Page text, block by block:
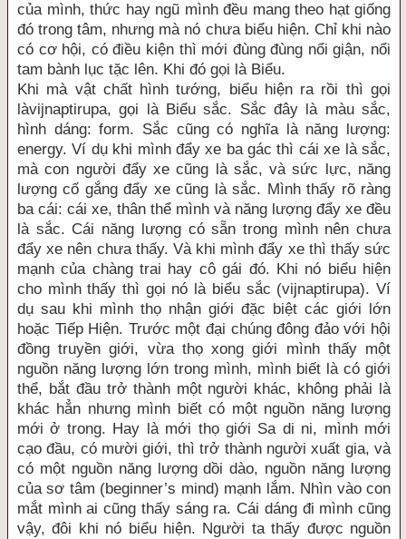
của mình, thức hay ngũ mình đều mang theo hạt giống
đó trong tâm, nhưng mà nó chưa biểu hiện. Chỉ khi nào
có cơ hội, có điều kiện thì mới đùng đùng nổi giận, nổi
tam bành lục tặc lên. Khi đó gọi là Biểu.
Khi mà vật chất hình tướng, biểu hiện ra rồi thì gọi
làvijnaptirupa, gọi là Biểu sắc. Sắc đây là màu sắc,
hình dáng: form. Sắc cũng có nghĩa là năng lượng:
energy. Ví dụ khi mình đẩy xe ba gác thì cái xe là sắc,
mà con người đẩy xe cũng là sắc, và sức lực, năng
lượng cố gắng đẩy xe cũng là sắc. Mình thấy rõ ràng
ba cái: cái xe, thân thể mình và năng lượng đẩy xe đều
là sắc. Cái năng lượng có sẵn trong mình nên chưa
đẩy xe nên chưa thấy. Và khi mình đẩy xe thì thấy sức
mạnh của chàng trai hay cô gái đó. Khi nó biểu hiện
cho mình thấy thì gọi nó là biểu sắc (vijnaptirupa). Ví
dụ sau khi mình thọ nhận giới đặc biệt các giới lớn
hoặc Tiếp Hiện. Trước một đại chúng đông đảo với hội
đồng truyền giới, vừa thọ xong giới mình thấy một
nguồn năng lượng lớn trong mình, mình biết là có giới
thể, bắt đầu trở thành một người khác, không phải là
khác hẳn nhưng mình biết có một nguồn năng lượng
mới ở trong. Hay là mới thọ giới Sa di ni, mình mới
cạo đầu, có mười giới, thì trở thành người xuất gia, và
có một nguồn năng lượng dồi dào, nguồn năng lượng
của sơ tâm (beginner’s mind) mạnh lắm. Nhìn vào con
mắt mình ai cũng thấy sáng ra. Cái dáng đi mình cũng
vậy, đôi khi nó biểu hiện. Người ta thấy được nguồn